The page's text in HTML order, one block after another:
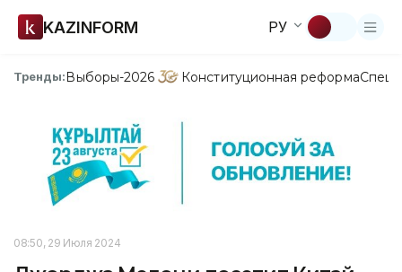
KAZINFORM РУ
Тренды:Выборы-2026 Конституционная реформа
08:50, 29 Июля 2024